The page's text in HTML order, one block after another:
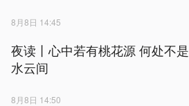
8月8日 14:45
夜读丨心中若有桃花源 何处不是
水云间
8月8日 14:50